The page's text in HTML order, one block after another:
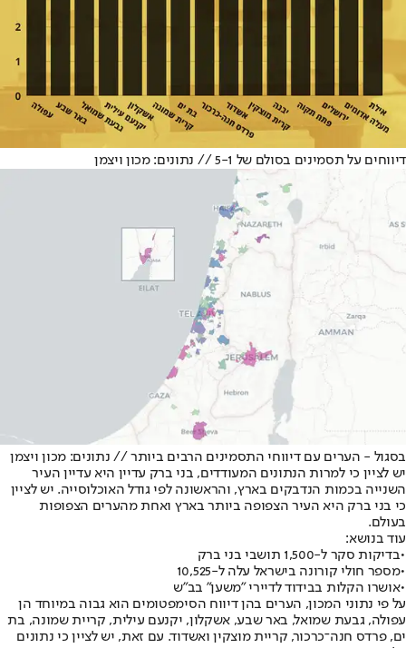
דיווחים על תסמינים בסולם של 5-1 // נתונים: מכון ויצמן
בסגול - הערים עם דיווחי התסמינים הרבים ביותר // נתונים: מכון ויצמן
יש לציין כי למרות הנתונים המעודדים, בני ברק עדיין היא עדיין העיר
השנייה בכמות הנדבקים בארץ, והראשונה לפי גודל האוכלוסייה. יש לציין
כי בני ברק היא העיר הצפופה ביותר בארץ ואחת מהערים הצפופות
בעולם.
עוד בנושא:
•בדיקות סקר ל-1,500 תושבי בני ברק
•מספר חולי קורונה בישראל עלה ל-10,525
•אושרו הקלות בבידוד לדיירי "משען" בב"ש
על פי נתוני המכון, הערים בהן דיווח הסימפטומים הוא גבוה במיוחד הן
עפולה, גבעת שמואל, באר שבע, אשקלון, יקנעם עילית, קריית שמונה, בת
ים, פרדס חנה־כרכור, קריית מוצקין ואשדוד. עם זאת, יש לציין כי נתונים